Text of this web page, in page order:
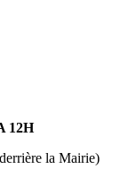
12H
la Mairie)